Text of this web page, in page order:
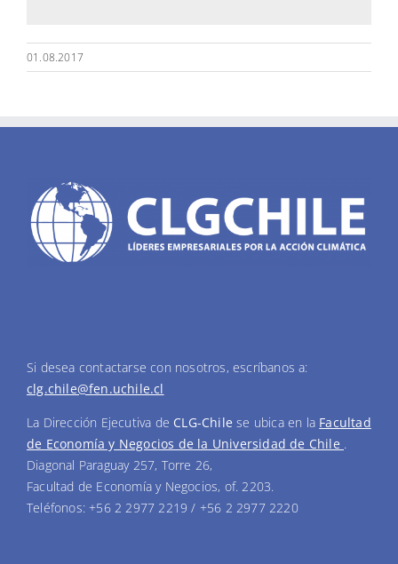
01.08.2017
Si desea contactarse con nosotros, escríbanos a:
clg.chile@fen.uchile.cl
La Dirección Ejecutiva de CLG-Chile se ubica en la Facultad
de Economía y Negocios de la Universidad de Chile .
Diagonal Paraguay 257, Torre 26,
Facultad de Economía y Negocios, of. 2203.
Teléfonos: +56 2 2977 2219 / +56 2 2977 2220